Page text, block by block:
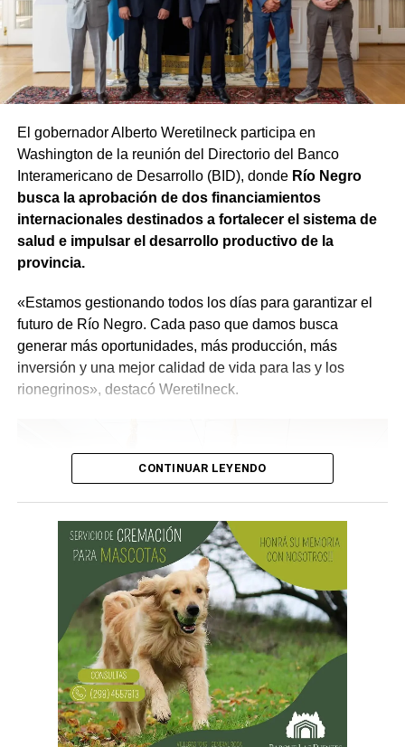
para proteger la producción frente al granizo, con un
componente específico de U$S 6 millones para que los
productores puedan instalar mallas antigranizo.
Equipamiento para el SPLIF
Además, se refuerza la preparación ante incendios
forestales. El SPLIF sumará 4 camiones cisterna y 30
reservorios transportables que permitirán almacenar
900.000 litros de agua, 3 minicargadoras, 1 tractor, 23
motobombas, 3 cuatriciclos y 1 UTV, entre otro
equipamiento.
meteorológicas, sistemas de comunicación y tecnología
para mejorar la detección temprana y reducir los tiempos
de respuesta frente al fuego.
La funcionaria sostuvo además que la iniciativa no solo
representa una solución para los agentes que se
encuentren en condiciones de acceder a la estabilidad,
sino que también busca garantizar que el procedimiento
se desarrolle con responsabilidad. «Tenemos que dar
hecho con absoluta responsabilidad y con la visión de
que quienes estén trabajando en el Estado sean los
mejores», expresó.
El gobernador Alberto Weretilneck participa en
Washington de la reunión del Directorio del Banco
Interamericano de Desarrollo (BID), donde Río Negro
busca la aprobación de dos financiamientos
internacionales destinados a fortalecer el sistema de
salud e impulsar el desarrollo productivo de la
provincia.
«Estamos gestionando todos los días para garantizar el
futuro de Río Negro. Cada paso que damos busca
generar más oportunidades, más producción, más
inversión y una mejor calidad de vida para las y los
rionegrinos», destacó Weretilneck.
CONTINUAR LEYENDO